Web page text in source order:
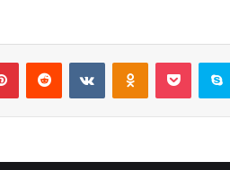
PinterestReddit VKontakteOdnoklassniki
Pocket